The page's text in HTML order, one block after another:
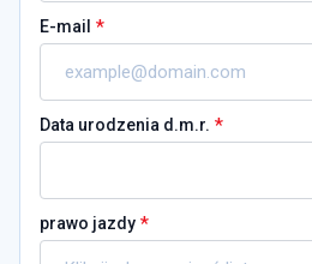
E-mail *
Data urodzenia d.m.r. *
prawo jazdy *